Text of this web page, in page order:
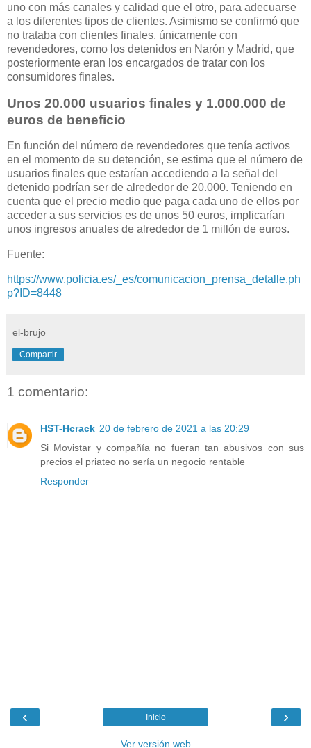
uno con más canales y calidad que el otro, para adecuarse
a los diferentes tipos de clientes. Asimismo se confirmó que
no trataba con clientes finales, únicamente con
revendedores, como los detenidos en Narón y Madrid, que
posteriormente eran los encargados de tratar con los
consumidores finales.
Unos 20.000 usuarios finales y 1.000.000 de
euros de beneficio
En función del número de revendedores que tenía activos
en el momento de su detención, se estima que el número de
usuarios finales que estarían accediendo a la señal del
detenido podrían ser de alrededor de 20.000. Teniendo en
cuenta que el precio medio que paga cada uno de ellos por
acceder a sus servicios es de unos 50 euros, implicarían
unos ingresos anuales de alrededor de 1 millón de euros.
Fuente:
https://www.policia.es/_es/comunicacion_prensa_detalle.ph
p?ID=8448
el-brujo
Compartir
1 comentario:
HST-Hcrack 20 de febrero de 2021 a las 20:29
Si Movistar y compañía no fueran tan abusivos con sus
precios el priateo no sería un negocio rentable
Responder
‹ ›
Inicio
Ver versión web